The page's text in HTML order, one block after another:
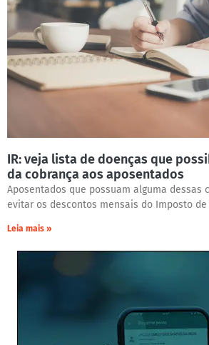
IR: veja lista de doenças que
da cobrança aos aposentados
Aposentados que possuam alguma dessas
evitar os descontos mensais do Imposto de
Leia mais »